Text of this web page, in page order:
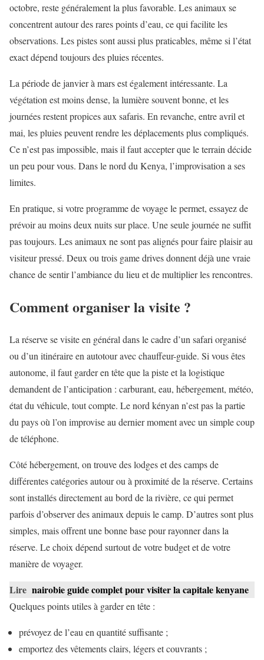
octobre, reste généralement la plus favorable. Les animaux se
concentrent autour des rares points d’eau, ce qui facilite les
observations. Les pistes sont aussi plus praticables, même si l’état
exact dépend toujours des pluies récentes.
La période de janvier à mars est également intéressante. La
végétation est moins dense, la lumière souvent bonne, et les
journées restent propices aux safaris. En revanche, entre avril et
mai, les pluies peuvent rendre les déplacements plus compliqués.
Ce n’est pas impossible, mais il faut accepter que le terrain décide
un peu pour vous. Dans le nord du Kenya, l’improvisation a ses
limites.
En pratique, si votre programme de voyage le permet, essayez de
prévoir au moins deux nuits sur place. Une seule journée ne suffit
pas toujours. Les animaux ne sont pas alignés pour faire plaisir au
visiteur pressé. Deux ou trois game drives donnent déjà une vraie
chance de sentir l’ambiance du lieu et de multiplier les rencontres.
Comment organiser la visite ?
La réserve se visite en général dans le cadre d’un safari organisé
ou d’un itinéraire en autotour avec chauffeur-guide. Si vous êtes
autonome, il faut garder en tête que la piste et la logistique
demandent de l’anticipation : carburant, eau, hébergement, météo,
état du véhicule, tout compte. Le nord kényan n’est pas la partie
du pays où l’on improvise au dernier moment avec un simple coup
de téléphone.
Côté hébergement, on trouve des lodges et des camps de
différentes catégories autour ou à proximité de la réserve. Certains
sont installés directement au bord de la rivière, ce qui permet
parfois d’observer des animaux depuis le camp. D’autres sont plus
simples, mais offrent une bonne base pour rayonner dans la
réserve. Le choix dépend surtout de votre budget et de votre
manière de voyager.
Lire nairobie guide complet pour visiter la capitale kenyane
Quelques points utiles à garder en tête :
prévoyez de l’eau en quantité suffisante ;
emportez des vêtements clairs, légers et couvrants ;